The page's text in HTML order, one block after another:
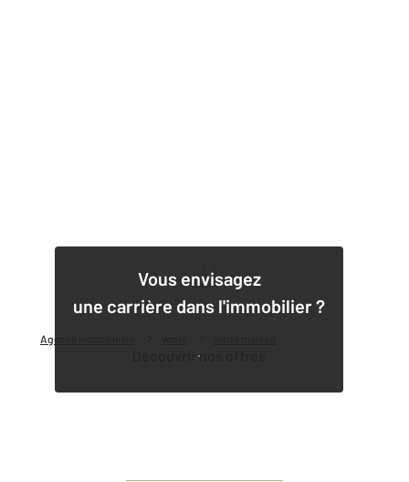
Agence immobilière
Vous envisagez
une carrière dans l'immobilier ?
Découvrir nos offres
1